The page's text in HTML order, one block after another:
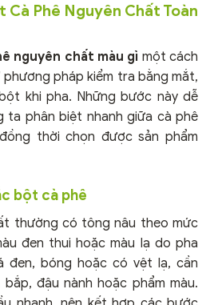
Cà Phê Nguyên Chất Toàn
nguyên chất màu gì một cách
pháp kiểm tra bằng mắt,
khi pha. Những bước này dễ
ta phân biệt nhanh giữa cà phê
thời chọn được sản phẩm
bột cà phê
thường có tông nâu theo mức
đen thui hoặc màu lạ do pha
đen, bóng hoặc có vệt lạ, cần
đậu nành hoặc phẩm màu.